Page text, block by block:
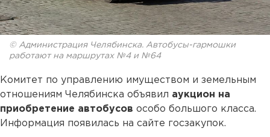
© Администрация Челябинска. Автобусы-гармошки
работают на маршрутах №4 и №64
Комитет по управлению имуществом и земельным
отношениям Челябинска объявил аукцион на
приобретение автобусов особо большого класса.
Информация появилась на сайте госзакупок.